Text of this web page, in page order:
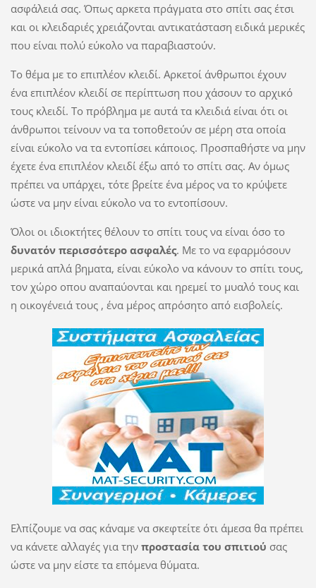
ασφάλειά σας. Όπως αρκετα πράγματα στο σπίτι σας έτσι
και οι κλειδαριές χρειάζονται αντικατάσταση ειδικά μερικές
που είναι πολύ εύκολο να παραβιαστούν.
Το θέμα με το επιπλέον κλειδί. Αρκετοί άνθρωποι έχουν
ένα επιπλέον κλειδί σε περίπτωση που χάσουν το αρχικό
τους κλειδί. Το πρόβλημα με αυτά τα κλειδιά είναι ότι οι
άνθρωποι τείνουν να τα τοποθετούν σε μέρη στα οποία
είναι εύκολο να τα εντοπίσει κάποιος. Προσπαθήστε να μην
έχετε ένα επιπλέον κλειδί έξω από το σπίτι σας. Αν όμως
πρέπει να υπάρχει, τότε βρείτε ένα μέρος να το κρύψετε
ώστε να μην είναι εύκολο να το εντοπίσουν.
Όλοι οι ιδιοκτήτες θέλουν το σπίτι τους να είναι όσο το
δυνατόν περισσότερο ασφαλές. Με το να εφαρμόσουν
μερικά απλά βηματα, είναι εύκολο να κάνουν το σπίτι τους,
τον χώρο οπου αναπαύονται και ηρεμεί το μυαλό τους και
η οικογένειά τους , ένα μέρος απρόσητο από εισβολείς.
Ελπίζουμε να σας κάναμε να σκεφτείτε ότι άμεσα θα πρέπει
να κάνετε αλλαγές για την προστασία του σπιτιού σας
ώστε να μην είστε τα επόμενα θύματα.